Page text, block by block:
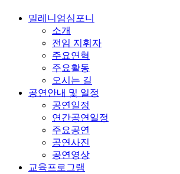
밀레니엄심포니
소개
전임 지휘자
주요연혁
주요활동
오시는 길
공연안내 및 일정
공연일정
연간공연일정
주요공연
공연사진
공연영상
교육프로그램